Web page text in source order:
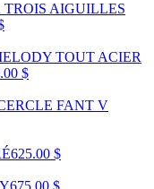
AIGUILLES
TOUT ACIER
$
FANT V
625.00 $